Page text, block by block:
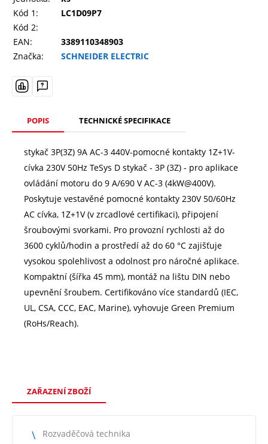
Kód 1:
LC1D09P7
Kód 2:
EAN:
3389110348903
Značka:
SCHNEIDER ELECTRIC
POPIS TECHNICKÉ SPECIFIKACE
stykač 3P(3Z) 9A AC-3 440V-pomocné kontakty 1Z+1V-
cívka 230V 50Hz TeSys D stykač - 3P (3Z) - pro aplikace
ovládání motoru do 9 A/690 V AC-3 (4kW@400V).
Poskytuje vestavěné pomocné kontakty 230V 50/60Hz
AC cívka, 1Z+1V (v zrcadlové certifikaci), připojení
šroubovými svorkami. Pro provozní rychlosti až do
3600 cyklů/hodin a prostředí až do 60 °C zajišťuje
vysokou spolehlivost a odolnost pro náročné aplikace.
Kompaktní (šířka 45 mm), montáž na lištu DIN nebo
upevnění šroubem. Certifikováno více standardů (IEC,
UL, CSA, CCC, EAC, Marine), vyhovuje Green Premium
(RoHs/Reach).
ZAŘAZENÍ ZBOŽÍ
Rozvaděčová technika